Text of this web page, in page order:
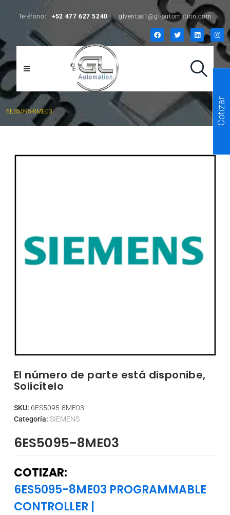
Teléfono: +52 477 627 5240 glventas1@gl-automation.com
6ES5095-8ME03
El número de parte está disponibe,
Solicítelo
SKU: 6ES5095-8ME03
Categoría: SIEMENS
6ES5095-8ME03
COTIZAR:
6ES5095-8ME03 PROGRAMMABLE
CONTROLLER |
Cotizar